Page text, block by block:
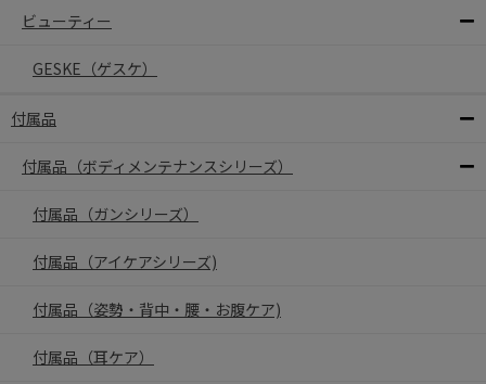
ビューティー
GESKE（ゲスケ）
付属品
付属品（ボディメンテナンスシリーズ）
付属品（ガンシリーズ）
付属品（アイケアシリーズ)
付属品（姿勢・背中・腰・お腹ケア)
付属品（耳ケア）